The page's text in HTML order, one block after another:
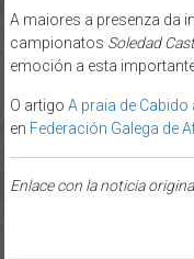
A maiores a presenza da
campionatos Soledad
emoción a esta
O artigo A praia de
en Federación Galega de
Enlace con la noticia